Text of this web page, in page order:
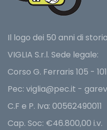
Il logo dei 50 anni di
VIGLIA S.r.l. Sede legale:
Corso G. Ferraris 105 -
Pec: viglia@pec.it -
C.F e P. Iva: 00562490011
Cap. Soc: €46.800,00 i.v.